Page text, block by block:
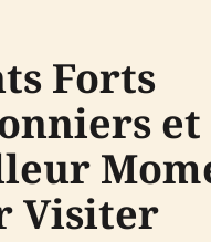
Forts
et
Visiter